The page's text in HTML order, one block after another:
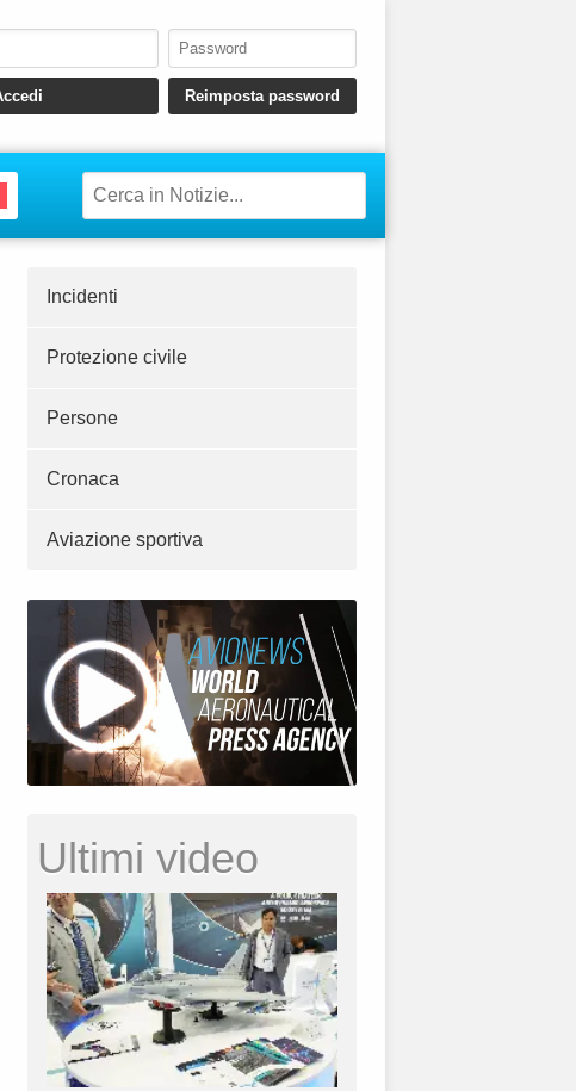
Incidenti
Protezione civile
Persone
Cronaca
Aviazione sportiva
Ultimi video